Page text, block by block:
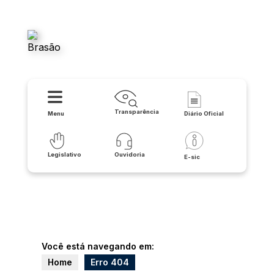
Menu Transparência Diário Oficial
Legislativo Ouvidoria E-sic
Você está navegando em:
Home
Erro 404